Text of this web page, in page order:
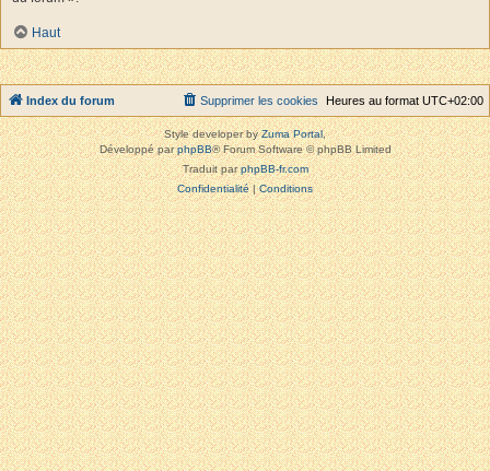
Haut
Index du forum Heures au format UTC+02:00
Supprimer les cookies
Style developer byZuma Portal,
Développé parphpBB® Forum Software © phpBB Limited
Traduit parphpBB-fr.com
Confidentialité|Conditions